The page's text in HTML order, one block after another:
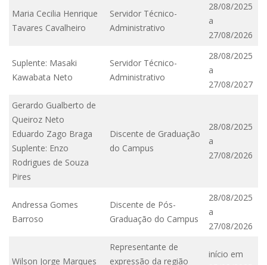
Maria Cecilia Henrique
Tavares Cavalheiro
Servidor Técnico-
Administrativo
28/08/2025
a
27/08/2026
Suplente: Masaki
Kawabata Neto
Servidor Técnico-
Administrativo
28/08/2025
a
27/08/2027
Gerardo Gualberto de
Queiroz Neto
Eduardo Zago Braga
Suplente: Enzo
Rodrigues de Souza
Pires
Discente de Graduação
do Campus
28/08/2025
a
27/08/2026
Andressa Gomes
Barroso
Discente de Pós-
Graduação do Campus
28/08/2025
a
27/08/2026
Wilson Jorge Marques
Representante de
expressão da região
início em